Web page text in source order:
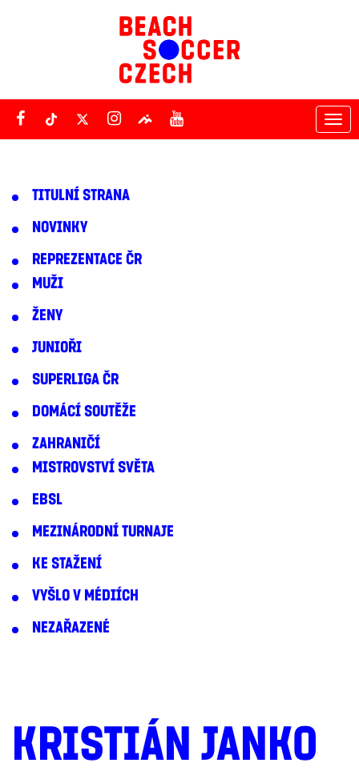
TITULNÍ STRANA
NOVINKY
REPREZENTACE ČR
MUŽI
ŽENY
JUNIOŘI
SUPERLIGA ČR
DOMÁCÍ SOUTĚŽE
ZAHRANIČÍ
MISTROVSTVÍ SVĚTA
EBSL
MEZINÁRODNÍ TURNAJE
KE STAŽENÍ
VYŠLO V MÉDIÍCH
NEZAŘAZENÉ
KRISTIÁN JANKO